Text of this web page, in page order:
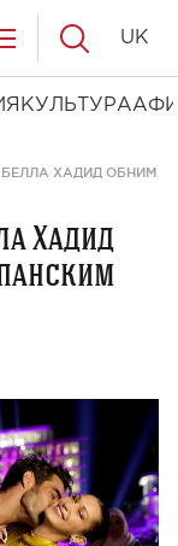
КУЛЬТУРА
UK
ХАДИД
Хадид